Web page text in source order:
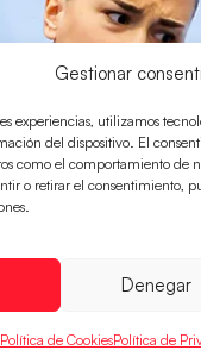
Gestionar
experiencias, utilizamos
del dispositivo. El
como el comportamiento de
o retirar el consentimiento,
Denegar
Política de CookiesPolítica de